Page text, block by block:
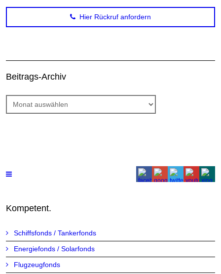
Hier Rückruf anfordern
Beitrags-Archiv
Beitrags-
Archiv
Kompetent.
Schiffsfonds / Tankerfonds
Energiefonds / Solarfonds
Flugzeugfonds